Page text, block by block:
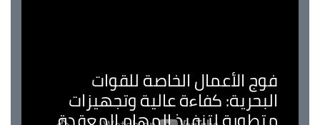
فوج الأعمال الخاصة للقوات
البحرية: كفاءة عالية وتجهيزات